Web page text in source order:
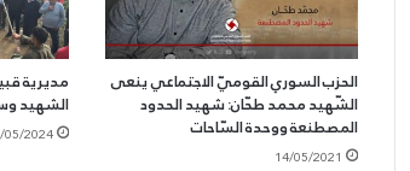
الحزب السوري القوميّ الاجتماعي ينعى
الشّهيد محمد طحّان: شهيد الحدود
المصطنعة ووحدة السّاحات
14/05/2021
مديرية
الشهيد
05/2024